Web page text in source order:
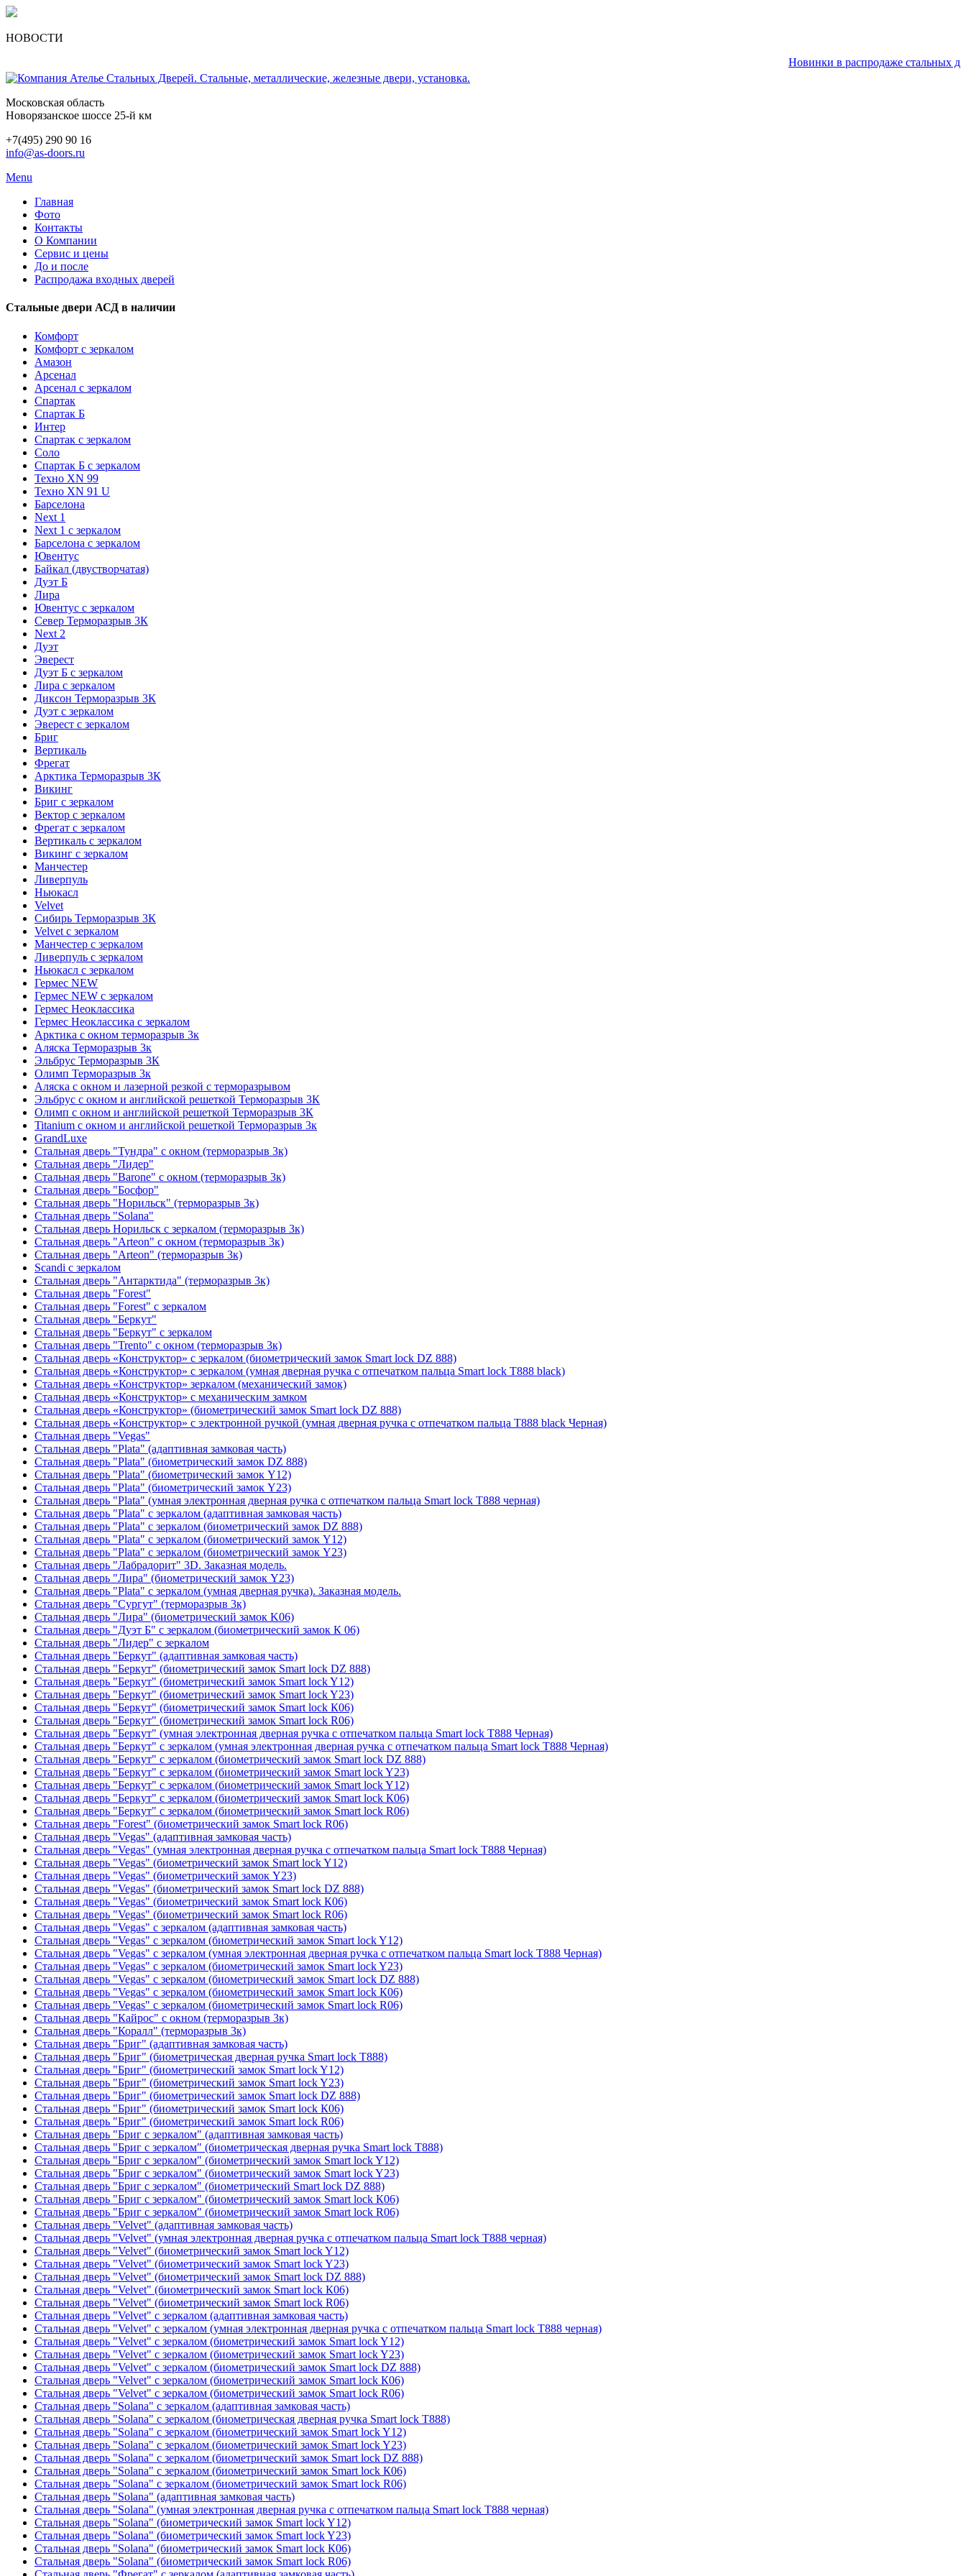
НОВОСТИ
Новинки в распродаже стальных
Московская область
Новорязанское шоссе 25-й км
+7(495) 290 90 16
info@as-doors.ru
Menu
Главная
Фото
Контакты
О Компании
Сервис и цены
До и после
Распродажа входных дверей
Стальные двери АСД в наличии
Комфорт
Комфорт с зеркалом
Амазон
Арсенал
Арсенал с зеркалом
Спартак
Спартак Б
Интер
Спартак с зеркалом
Соло
Спартак Б с зеркалом
Техно XN 99
Техно XN 91 U
Барселона
Next 1
Next 1 с зеркалом
Барселона с зеркалом
Ювентус
Байкал (двустворчатая)
Дуэт Б
Лира
Ювентус с зеркалом
Север Терморазрыв 3К
Next 2
Дуэт
Эверест
Дуэт Б с зеркалом
Лира с зеркалом
Диксон Терморазрыв 3К
Дуэт с зеркалом
Эверест с зеркалом
Бриг
Вертикаль
Фрегат
Арктика Терморазрыв 3К
Викинг
Бриг с зеркалом
Вектор с зеркалом
Фрегат с зеркалом
Вертикаль с зеркалом
Викинг с зеркалом
Манчестер
Ливерпуль
Ньюкасл
Velvet
Сибирь Терморазрыв 3К
Velvet с зеркалом
Манчестер с зеркалом
Ливерпуль с зеркалом
Ньюкасл с зеркалом
Гермес NEW
Гермес NEW с зеркалом
Гермес Неоклассика
Гермес Неоклассика с зеркалом
Арктика с окном терморазрыв 3к
Аляска Терморазрыв 3к
Эльбрус Терморазрыв 3К
Олимп Терморазрыв 3к
Аляска с окном и лазерной резкой с терморазрывом
Эльбрус с окном и английской решеткой Терморазрыв 3К
Олимп с окном и английской решеткой Терморазрыв 3К
Titanium с окном и английской решеткой Терморазрыв 3к
GrandLuxe
Стальная дверь "Тундра" с окном (терморазрыв 3к)
Стальная дверь "Лидер"
Стальная дверь "Barone" с окном (терморазрыв 3к)
Стальная дверь "Босфор"
Стальная дверь "Норильск" (терморазрыв 3к)
Стальная дверь "Solana"
Стальная дверь Норильск с зеркалом (терморазрыв 3к)
Стальная дверь "Arteon" с окном (терморазрыв 3к)
Стальная дверь "Arteon" (терморазрыв 3к)
Scandi с зеркалом
Стальная дверь "Антарктида" (терморазрыв 3к)
Стальная дверь "Forest"
Стальная дверь "Forest" с зеркалом
Стальная дверь "Беркут"
Стальная дверь "Беркут" с зеркалом
Стальная дверь "Trento" с окном (терморазрыв 3к)
Стальная дверь «Конструктор» с зеркалом (биометрический замок Smart lock DZ 888)
Стальная дверь «Конструктор» с зеркалом (умная дверная ручка с отпечатком пальца Smart lock T888 black)
Стальная дверь «Конструктор» зеркалом (механический замок)
Стальная дверь «Конструктор» с механическим замком
Стальная дверь «Конструктор» (биометрический замок Smart lock DZ 888)
Стальная дверь «Конструктор» с электронной ручкой (умная дверная ручка с отпечатком пальца T888 black Черная)
Стальная дверь "Vegas"
Стальная дверь "Plata" (адаптивная замковая часть)
Стальная дверь "Plata" (биометрический замок DZ 888)
Стальная дверь "Plata" (биометрический замок Y12)
Стальная дверь "Plata" (биометрический замок Y23)
Стальная дверь "Plata" (умная электронная дверная ручка с отпечатком пальца Smart lock T888 черная)
Стальная дверь "Plata" с зеркалом (адаптивная замковая часть)
Стальная дверь "Plata" с зеркалом (биометрический замок DZ 888)
Стальная дверь "Plata" с зеркалом (биометрический замок Y12)
Стальная дверь "Plata" с зеркалом (биометрический замок Y23)
Стальная дверь "Лабрадорит" 3D. Заказная модель.
Стальная дверь "Лира" (биометрический замок Y23)
Стальная дверь "Plata" с зеркалом (умная дверная ручка). Заказная модель.
Стальная дверь "Сургут" (терморазрыв 3к)
Стальная дверь "Лира" (биометрический замок K06)
Стальная дверь "Дуэт Б" с зеркалом (биометрический замок К 06)
Стальная дверь "Лидер" с зеркалом
Стальная дверь "Беркут" (адаптивная замковая часть)
Стальная дверь "Беркут" (биометрический замок Smart lock DZ 888)
Стальная дверь "Беркут" (биометрический замок Smart lock Y12)
Стальная дверь "Беркут" (биометрический замок Smart lock Y23)
Стальная дверь "Беркут" (биометрический замок Smart lock К06)
Стальная дверь "Беркут" (биометрический замок Smart lock R06)
Стальная дверь "Беркут" (умная электронная дверная ручка с отпечатком пальца Smart lock T888 Черная)
Стальная дверь "Беркут" с зеркалом (умная электронная дверная ручка с отпечатком пальца Smart lock T888 Черная)
Стальная дверь "Беркут" с зеркалом (биометрический замок Smart lock DZ 888)
Стальная дверь "Беркут" с зеркалом (биометрический замок Smart lock Y23)
Стальная дверь "Беркут" с зеркалом (биометрический замок Smart lock Y12)
Стальная дверь "Беркут" с зеркалом (биометрический замок Smart lock К06)
Стальная дверь "Беркут" с зеркалом (биометрический замок Smart lock R06)
Стальная дверь "Forest" (биометрический замок Smart lock R06)
Стальная дверь "Vegas" (адаптивная замковая часть)
Стальная дверь "Vegas" (умная электронная дверная ручка с отпечатком пальца Smart lock T888 Черная)
Стальная дверь "Vegas" (биометрический замок Smart lock Y12)
Стальная дверь "Vegas" (биометрический замок Y23)
Стальная дверь "Vegas" (биометрический замок Smart lock DZ 888)
Стальная дверь "Vegas" (биометрический замок Smart lock К06)
Стальная дверь "Vegas" (биометрический замок Smart lock R06)
Стальная дверь "Vegas" с зеркалом (адаптивная замковая часть)
Стальная дверь "Vegas" с зеркалом (биометрический замок Smart lock Y12)
Стальная дверь "Vegas" с зеркалом (умная электронная дверная ручка с отпечатком пальца Smart lock T888 Черная)
Стальная дверь "Vegas" с зеркалом (биометрический замок Smart lock Y23)
Стальная дверь "Vegas" с зеркалом (биометрический замок Smart lock DZ 888)
Стальная дверь "Vegas" с зеркалом (биометрический замок Smart lock К06)
Стальная дверь "Vegas" с зеркалом (биометрический замок Smart lock R06)
Стальная дверь "Кайрос" с окном (терморазрыв 3к)
Стальная дверь "Коралл" (терморазрыв 3к)
Стальная дверь "Бриг" (адаптивная замковая часть)
Стальная дверь "Бриг" (биометрическая дверная ручка Smart lock T888)
Стальная дверь "Бриг" (биометрический замок Smart lock Y12)
Стальная дверь "Бриг" (биометрический замок Smart lock Y23)
Стальная дверь "Бриг" (биометрический замок Smart lock DZ 888)
Стальная дверь "Бриг" (биометрический замок Smart lock К06)
Стальная дверь "Бриг" (биометрический замок Smart lock R06)
Стальная дверь "Бриг с зеркалом" (адаптивная замковая часть)
Стальная дверь "Бриг с зеркалом" (биометрическая дверная ручка Smart lock T888)
Стальная дверь "Бриг с зеркалом" (биометрический замок Smart lock Y12)
Стальная дверь "Бриг с зеркалом" (биометрический замок Smart lock Y23)
Стальная дверь "Бриг с зеркалом" (биометрический Smart lock DZ 888)
Стальная дверь "Бриг с зеркалом" (биометрический замок Smart lock К06)
Стальная дверь "Бриг с зеркалом" (биометрический замок Smart lock R06)
Стальная дверь "Velvet" (адаптивная замковая часть)
Стальная дверь "Velvet" (умная электронная дверная ручка с отпечатком пальца Smart lock T888 черная)
Стальная дверь "Velvet" (биометрический замок Smart lock Y12)
Стальная дверь "Velvet" (биометрический замок Smart lock Y23)
Стальная дверь "Velvet" (биометрический замок Smart lock DZ 888)
Стальная дверь "Velvet" (биометрический замок Smart lock К06)
Стальная дверь "Velvet" (биометрический замок Smart lock R06)
Стальная дверь "Velvet" с зеркалом (адаптивная замковая часть)
Стальная дверь "Velvet" с зеркалом (умная электронная дверная ручка с отпечатком пальца Smart lock T888 черная)
Стальная дверь "Velvet" с зеркалом (биометрический замок Smart lock Y12)
Стальная дверь "Velvet" с зеркалом (биометрический замок Smart lock Y23)
Стальная дверь "Velvet" с зеркалом (биометрический замок Smart lock DZ 888)
Стальная дверь "Velvet" с зеркалом (биометрический замок Smart lock К06)
Стальная дверь "Velvet" с зеркалом (биометрический замок Smart lock R06)
Стальная дверь "Solana" с зеркалом (адаптивная замковая часть)
Стальная дверь "Solana" с зеркалом (биометрическая дверная ручка Smart lock T888)
Стальная дверь "Solana" с зеркалом (биометрический замок Smart lock Y12)
Стальная дверь "Solana" с зеркалом (биометрический замок Smart lock Y23)
Стальная дверь "Solana" с зеркалом (биометрический замок Smart lock DZ 888)
Стальная дверь "Solana" с зеркалом (биометрический замок Smart lock К06)
Стальная дверь "Solana" с зеркалом (биометрический замок Smart lock R06)
Стальная дверь "Solana" (адаптивная замковая часть)
Стальная дверь "Solana" (умная электронная дверная ручка с отпечатком пальца Smart lock T888 черная)
Стальная дверь "Solana" (биометрический замок Smart lock Y12)
Стальная дверь "Solana" (биометрический замок Smart lock Y23)
Стальная дверь "Solana" (биометрический замок Smart lock К06)
Стальная дверь "Solana" (биометрический замок Smart lock R06)